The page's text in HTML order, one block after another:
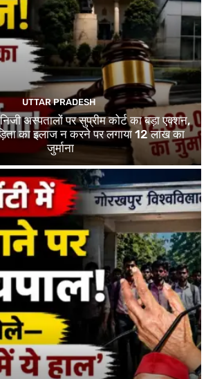
UTTAR PRADESH
अस्पतालों पर सुप्रीम कोर्ट का बड़ा एक्शन,
का इलाज न करने पर लगाया 12 लाख का
जुर्माना